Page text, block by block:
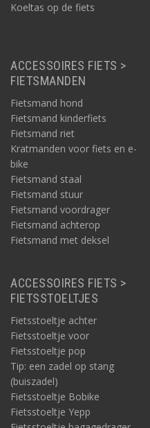
Koeltas op de fiets
ACCESSOIRES FIETS >
FIETSMANDEN
Fietsmand hond
Fietsmand kinderfiets
Fietsmand riet
Kratmanden voor fiets en e-
bike
Fietsmand staal
Fietsmand stuur
Fietsmand voordrager
Fietsmand achterop
Fietsmand met deksel
ACCESSOIRES FIETS >
FIETSSTOELTJES
Fietsstoeltje achter
Fietsstoeltje voor
Fietsstoeltje pop
Tip: een zadel op stang
(buiszadel)
Fietsstoeltje Bobike
Fietsstoeltje Yepp